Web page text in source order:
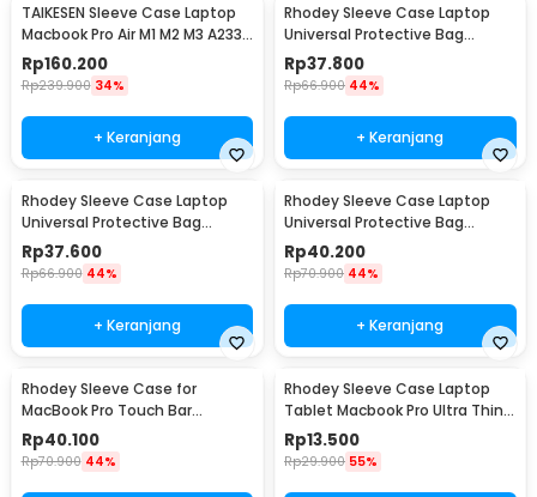
TAIKESEN Sleeve Case Laptop
Macbook Pro Air M1 M2 M3 A2337
A2338 13 Inch - PW42
Rp160.200
Rp239.900 34%
+ Keranjang
Rhodey Sleeve Case Laptop
Universal Protective Bag
Neoprene with Pouch 13 Inch -
AK03
Rp37.800
Rp66.900 44%
+ Keranjang
Rhodey Sleeve Case Laptop
Universal Protective Bag
Neoprene with Pouch 14 Inch -
AK03
Rp37.600
Rp66.900 44%
+ Keranjang
Rhodey Sleeve Case Laptop
Universal Protective Bag
Neoprene with Pouch 15 Inch -
AK03
Rp40.200
Rp70.900 44%
+ Keranjang
Rhodey Sleeve Case for
MacBook Pro Touch Bar
Neoprene with Pouch 15.6 Inch
- YG6005
Rp40.100
Rp70.900 44%
Rhodey Sleeve Case Laptop
Tablet Macbook Pro Ultra Thin
2mm 14 Inch - RE214
Rp13.500
Rp29.900 55%